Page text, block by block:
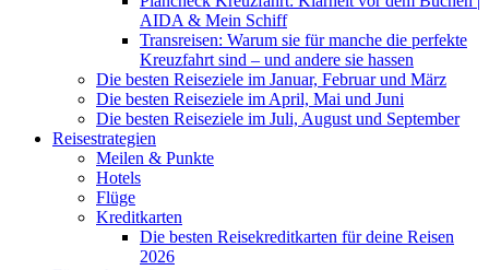
AIDA & Mein Schiff
Transreisen: Warum sie für manche die perfekte
Kreuzfahrt sind – und andere sie hassen
Die besten Reiseziele im Januar, Februar und März
Die besten Reiseziele im April, Mai und Juni
Die besten Reiseziele im Juli, August und September
Reisestrategien
Meilen & Punkte
Hotels
Flüge
Kreditkarten
Die besten Reisekreditkarten für deine Reisen
2026